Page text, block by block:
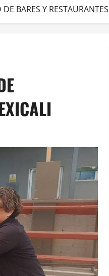
BARES Y